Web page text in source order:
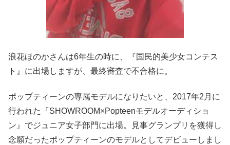
浪花ほのかさんは6年生の時に、『国民的美少女コンテス
ト』に出場しますが、最終審査で不合格に。
ポップティーンの専属モデルになりたいと、2017年2月に
行われた『SHOWROOM×Popteenモデルオーディショ
ン』でジュニア女子部門に出場。見事グランプリを獲得し
念願だったポップティーンのモデルとしてデビューしまし